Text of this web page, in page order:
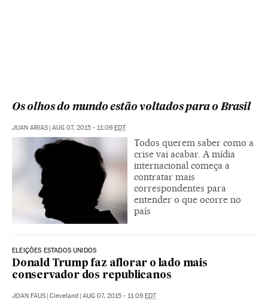
Os olhos do mundo estão voltados para o Brasil
JUAN ARIAS | AUG 07, 2015 - 11:09 EDT
Todos querem saber como a
crise vai acabar. A mídia
internacional começa a
contratar mais
correspondentes para
entender o que ocorre no
país
ELEIÇÕES ESTADOS UNIDOS
Donald Trump faz aflorar o lado mais
conservador dos republicanos
JOAN FAUS | Cleveland | AUG 07, 2015 - 11:09 EDT